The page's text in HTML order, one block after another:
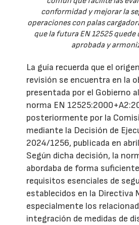
conformidad y mejorar la
operaciones con palas
que la futura EN 12525
aprobada y
La guía recuerda que el
revisión se encuentra en la
presentada por el Gobierno
norma EN
posteriormente por la
mediante la Decisión de
2024/1256, publicada en
Según dicha decisión, la
abordaba de forma
requisitos esenciales de
establecidos en la Directiva
especialmente los
integración de medidas de